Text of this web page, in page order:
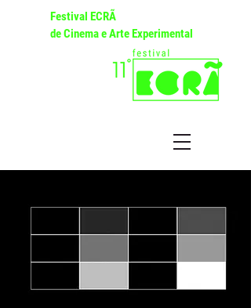
Festival ECRÃ
de Cinema e Arte Experimental